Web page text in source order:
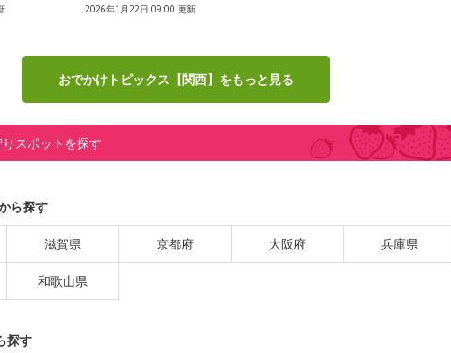
2026年1月22日 09:00 更新
おでかけトピックス【関西】をもっと見る
スポットを探す
ら探す
滋賀県 京都府 大阪府 兵庫県
和歌山県
探す